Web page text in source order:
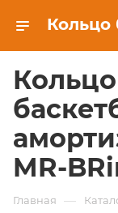
Кольцо
MR-
Главная —